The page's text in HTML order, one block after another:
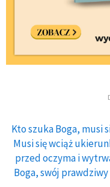
Kto szuka Boga, musi
Musi się wciąż
przed oczyma i
Boga, swój